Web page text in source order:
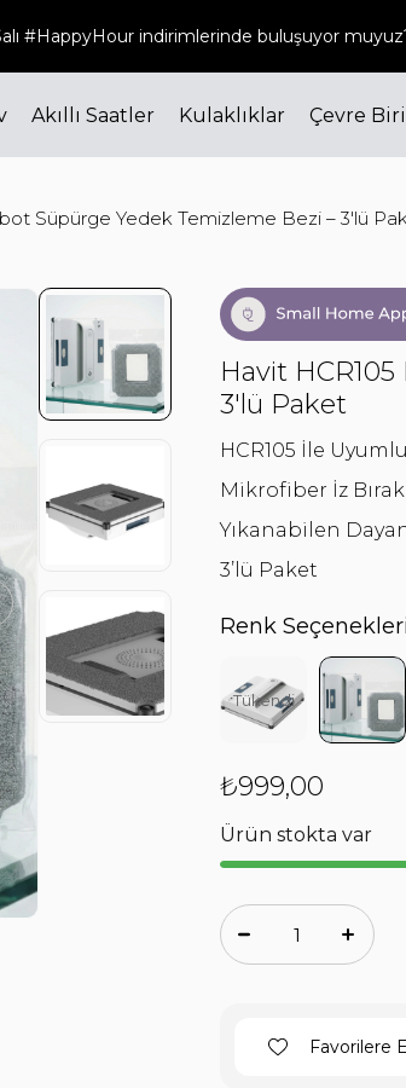
#HappyHour indirimlerinde buluşuyor
Akıllı Saatler Kulaklıklar Çevre
Süpürge Yedek Temizleme Bezi – 3'lü
Havit
3'lü Paket
HCR105 İle Uyumlu
Mikrofiber İz
Yıkanabilen
3’lü Paket
₺999,00
Renk Seçenekleri
Tükendi
Ürün stokta var
Favorilere